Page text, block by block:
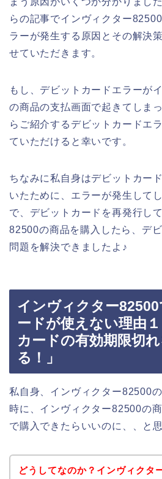
らの記事でインヴィクター
ラーが発生する原因とその解決
せていただきます。
もし、デビットカードエラーが
の商品の支払画面で起きてしま
らご紹介するデビットカードエ
ていただけると幸いです。
ちなみに私自身はデビットカー
いたために、エラーが発生して
で、デビットカードを再発行し
82500の商品を購入したら、デ
問題を解決できましたよ♪
インヴィクター
ードが使えない理由
カードの有効期限切
る！」
私自身、インヴィクター82500
時に、インヴィクター82500の
で購入できたらいいのに、、と
どうしてなのか？インヴィクタ